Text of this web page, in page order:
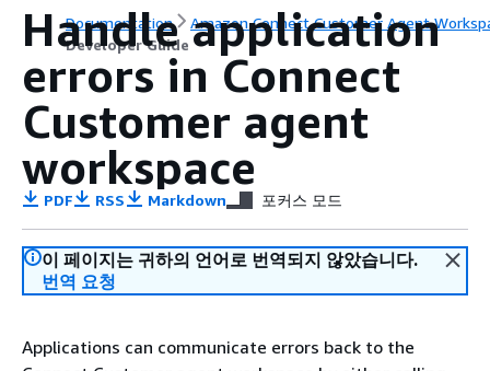
Documentation
Amazon Connect Customer Agent
Developer Guide
Handle application
errors in Connect
Customer agent
workspace
PDF RSS Markdown 포커스 모드
이 페이지는 귀하의 언어로 번역되지 않았습니다.
번역 요청
Applications can communicate errors back to the